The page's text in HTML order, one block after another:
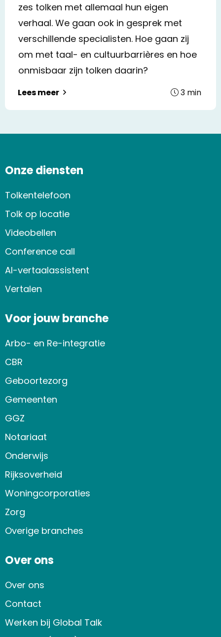
zes tolken met allemaal hun eigen
verhaal. We gaan ook in gesprek met
verschillende specialisten. Hoe gaan zij
om met taal- en cultuurbarrières en hoe
onmisbaar zijn tolken daarin?
Lees meer 3 min
Onze diensten
Tolkentelefoon
Tolk op locatie
Videobellen
Conference call
AI-vertaalassistent
Vertalen
Voor jouw branche
Arbo- en Re-integratie
CBR
Geboortezorg
Gemeenten
GGZ
Notariaat
Onderwijs
Rijksoverheid
Woningcorporaties
Zorg
Overige branches
Over ons
Over ons
Contact
Werken bij Global Talk